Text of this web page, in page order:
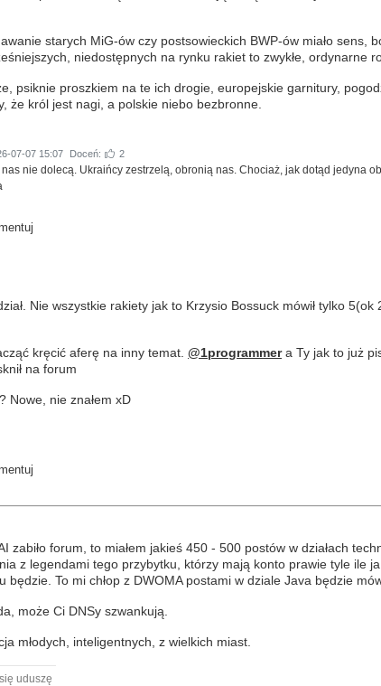
starych MiG-ów czy postsowieckich BWP-ów miało sens,
niedostępnych na rynku rakiet to zwykłe, ordynarne
psiknie proszkiem na te ich drogie, europejskie garnitury,
że król jest nagi, a polskie niebo bezbronne.
07-07 15:07 Doceń: 2
nie dolecą. Ukraińcy zestrzelą, obronią nas. Chociaż, jak dotąd jedyna
Nie wszystkie rakiety jak to Krzysio Bossuck mówił tylko
kręcić aferę na inny temat. @1programmera Ty jak to już
na forum
Nowe, nie znałem xD
zabiło forum, to miałem jakieś 450 - 500 postów w działach
z legendami tego przybytku, którzy mają konto prawie tyle ile
będzie. To mi chłop z DWOMA postami w dziale Java będzie
może Ci DNSy szwankują.
młodych, inteligentnych, z wielkich miast.
uduszę